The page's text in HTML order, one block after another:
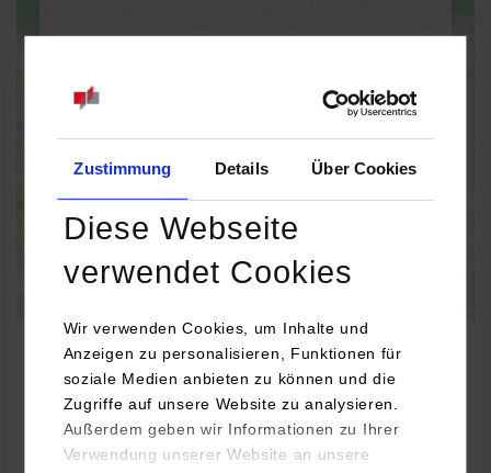
Zustimmung Details Über Cookies
Diese Webseite
verwendet Cookies
Wir verwenden Cookies, um Inhalte und
Anzeigen zu personalisieren, Funktionen für
soziale Medien anbieten zu können und die
Zugriffe auf unsere Website zu analysieren.
Außerdem geben wir Informationen zu Ihrer
Verwendung unserer Website an unsere
Datenschutz
Informatik